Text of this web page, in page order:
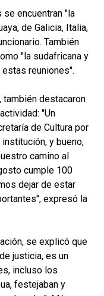
se encuentran "la
de Galicia, Italia,
También
"la sudafricana y
reuniones".
también destacaron
"Un
de Cultura por
y bueno,
camino al
cumple 100
dejar de estar
expresó la
se explicó que
justicia, es un
incluso los
festejaban y